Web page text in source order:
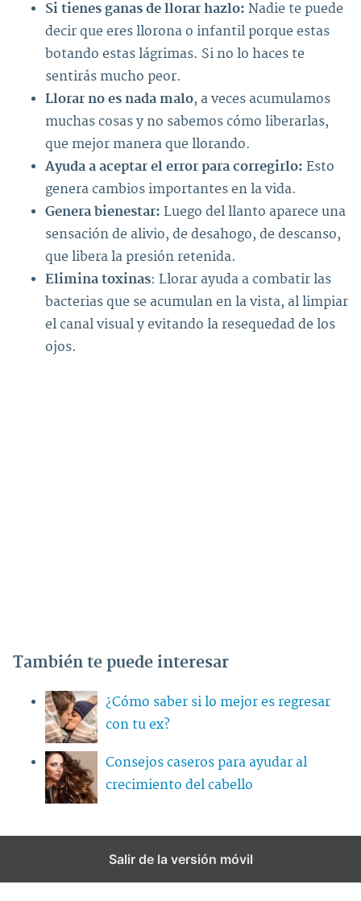
Si tienes ganas de llorar hazlo: Nadie te puede
decir que eres llorona o infantil porque estas
botando estas lágrimas. Si no lo haces te
sentirás mucho peor.
Llorar no es nada malo, a veces acumulamos
muchas cosas y no sabemos cómo liberarlas,
que mejor manera que llorando.
Ayuda a aceptar el error para corregirlo: Esto
genera cambios importantes en la vida.
Genera bienestar: Luego del llanto aparece una
sensación de alivio, de desahogo, de descanso,
que libera la presión retenida.
Elimina toxinas: Llorar ayuda a combatir las
bacterias que se acumulan en la vista, al limpiar
el canal visual y evitando la resequedad de los
ojos.
También te puede interesar
¿Cómo saber si lo mejor es regresar
con tu ex?
Consejos caseros para ayudar al
crecimiento del cabello
Salir de la versión móvil